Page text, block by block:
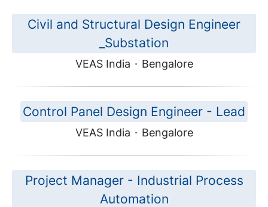
Civil and Structural Design Engineer
_Substation
VEAS India · Bengalore
Control Panel Design Engineer - Lead
VEAS India · Bengalore
Project Manager - Industrial Process
Automation